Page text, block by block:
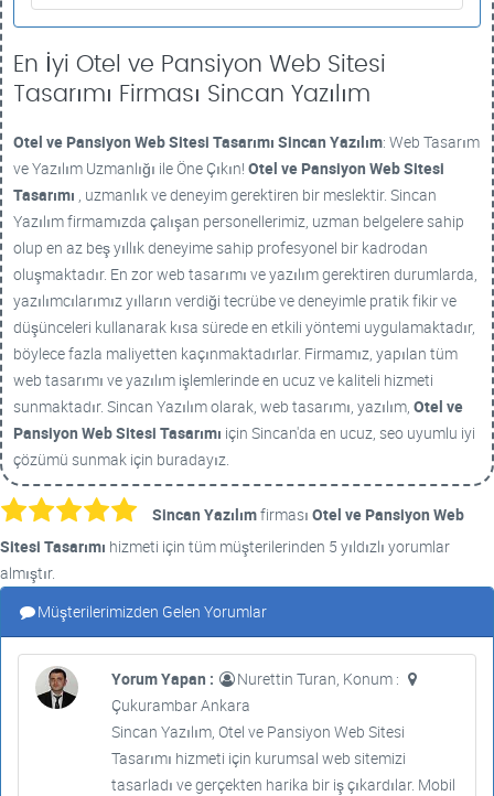
En İyi Otel ve Pansiyon Web Sitesi
Tasarımı Firması Sincan Yazılım
Otel ve Pansiyon Web Sitesi Tasarımı Sincan Yazılım: Web Tasarım
ve Yazılım Uzmanlığı ile Öne Çıkın! Otel ve Pansiyon Web Sitesi
Tasarımı , uzmanlık ve deneyim gerektiren bir meslektir. Sincan
Yazılım firmamızda çalışan personellerimiz, uzman belgelere sahip
olup en az beş yıllık deneyime sahip profesyonel bir kadrodan
oluşmaktadır. En zor web tasarımı ve yazılım gerektiren durumlarda,
yazılımcılarımız yılların verdiği tecrübe ve deneyimle pratik fikir ve
düşünceleri kullanarak kısa sürede en etkili yöntemi uygulamaktadır,
böylece fazla maliyetten kaçınmaktadırlar. Firmamız, yapılan tüm
web tasarımı ve yazılım işlemlerinde en ucuz ve kaliteli hizmeti
sunmaktadır. Sincan Yazılım olarak, web tasarımı, yazılım, Otel ve
Pansiyon Web Sitesi Tasarımı için Sincan'da en ucuz, seo uyumlu iyi
çözümü sunmak için buradayız.
Sincan Yazılımfirması Otel ve Pansiyon Web
Sitesi Tasarımı hizmeti için tüm müşterilerinden 5 yıldızlı yorumlar
almıştır.
Müşterilerimizden Gelen Yorumlar
Yorum Yapan :
Nurettin Turan, Konum :
Çukurambar Ankara
Sincan Yazılım, Otel ve Pansiyon Web Sitesi
Tasarımı hizmeti için kurumsal web sitemizi
tasarladı ve gerçekten harika bir iş çıkardılar. Mobil